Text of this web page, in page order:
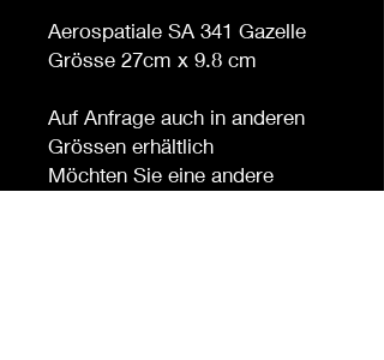
Aerospatiale SA 341 Gazelle
Grösse 27cm x 9.8 cm
Auf Anfrage auch in anderen
Grössen erhältlich
Möchten Sie eine andere